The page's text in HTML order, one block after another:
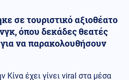
σε τουριστικό αξιοθέατο
όπου δεκάδες θεατές
να παρακολουθήσουν
Κίνα έχει γίνει viral στα μέσα